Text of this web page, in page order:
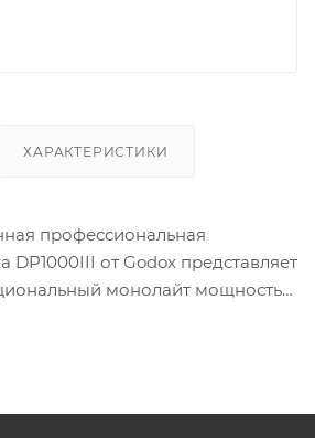
ХАРАКТЕРИСТИКИ
профессиональная
DP1000III от Godox представляет
монолайт мощностью